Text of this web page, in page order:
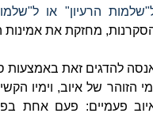
הרעיון" או
מחזקת את אמינות
להדגים זאת באמצעות
הזוהר של איוב, וימיו
פעמיים: פעם אחת